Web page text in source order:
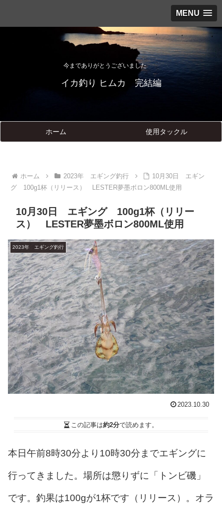
MENU
今までありがとうございました
イカ釣り ヒムカ 完結編
ホーム 使用タックル
ホーム 2023年 エギング釣行
10月30日 エギン
グ 100g1杯（リリース） LESTER夢墨ボロン800ML使用
10月30日 エギング 100g1杯（リリー
ス） LESTER夢墨ボロン800ML使用
2023年 エギング釣行
2023.10.30
この記事は約2分で読めます。
本日午前8時30分より10時30分までエギングに
行ってきました。場所は懲りずに「トンビ磯」
です。釣果は100gが1杯です（リリース）。オラ